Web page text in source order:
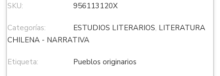
SKU: 956113120X
Categorías: ESTUDIOS LITERARIOS, LITERATURA
CHILENA - NARRATIVA
Etiqueta: Pueblos originarios